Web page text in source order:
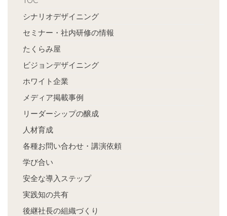
シナリオデザイニング
セミナー・社内研修の情報
たくらみ屋
ビジョンデザイニング
ホワイト企業
メディア掲載事例
リーダーシップの醸成
人材育成
各種お問い合わせ・講演依頼
学び合い
安全な導入ステップ
実践知の共有
後継社長の組織づくり